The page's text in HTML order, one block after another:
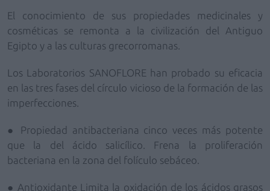
El conocimiento de sus propiedades medicinales y
cosméticas se remonta a la civilización del Antiguo
Egipto y a las culturas grecorromanas.
Los Laboratorios SANOFLORE han probado su eficacia
en las tres fases del círculo vicioso de la formación de las
imperfecciones.
● Propiedad antibacteriana cinco veces más potente
que la del ácido salicílico. Frena la proliferación
bacteriana en la zona del folículo sebáceo.
● Antioxidante Limita la oxidación de los ácidos grasos